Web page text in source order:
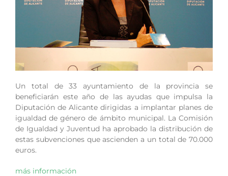
Un total de 33 ayuntamiento de la provincia se
beneficiarán este año de las ayudas que impulsa la
Diputación de Alicante dirigidas a implantar planes de
igualdad de género de ámbito municipal. La Comisión
de Igualdad y Juventud ha aprobado la distribución de
estas subvenciones que ascienden a un total de 70.000
euros.
más información